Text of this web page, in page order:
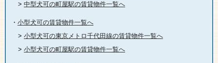
> 中型犬可の町屋駅の賃貸物件一覧へ
・ 小型犬可の賃貸物件一覧へ
> 小型犬可の東京メトロ千代田線の賃貸物件一覧へ
> 小型犬可の町屋駅の賃貸物件一覧へ